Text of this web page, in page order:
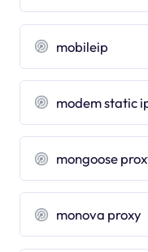
mobileip
modem static
mongoose
monova proxy